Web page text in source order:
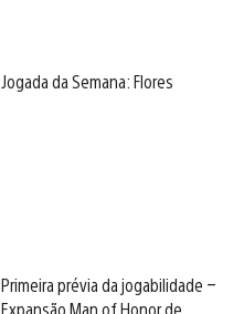
Jogada da Semana: Flores
Primeira prévia da jogabilidade –
Expansão Man of Honor de